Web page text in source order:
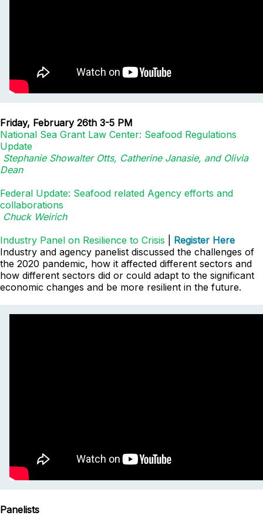
Friday, February 26th 3-5 PM
National Sea Grant Law Center: Seafood Regulations
Update
Stephanie Showalter Otts, Catherine Janasie, and Olivia
Dean
Federal Update: Seafood related Agency efforts and
collaborations
Chuck Weirich
Industry Panel on Resilience to Crisis
Register Here
Industry and agency panelist discussed the challenges of
the 2020 pandemic, how it affected different sectors and
how different sectors did or could adapt to the significant
economic changes and be more resilient in the future.
Panelists